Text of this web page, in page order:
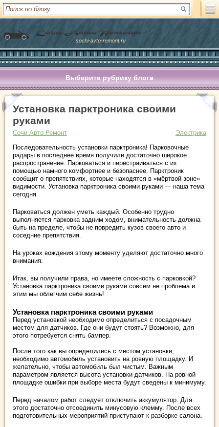
sochi-avto-remont.ru
Выберите рубрику блога
Установка парктроника своими
руками
Сочи Авто Ремонт
Электрика
Последовательность установки парктроника! Парковочные
радары в последнее время получили достаточно широкое
распространение. Парковаться и перестраиваться с их
помощью намного комфортнее и безопаснее. Парктроник
сообщит о препятствиях, которые находятся в «мёртвой зоне»
видимости. Установка парктроника своими руками — наша тема
сегодня.
Парковаться должен уметь каждый. Особенно трудно
выполняется парковка задним ходом, внимательность должна
быть на пределе, чтобы не повредить кузов своего авто и
соседние препятствия.
На уроках вождения этому моменту уделяют достаточно много
внимания.
Итак, вы получили права, но имеете сложность с парковкой?
Установка парктроника своими руками совсем не проблема и
этим мы облегчим себе жизнь!
Установка парктроника своими руками
Перед установкой необходимо определиться с посадочным
местом для датчиков. Где они будут стоять? Возможно, для
этого потребуется снять бампер.
После того как вы определились с местом установки,
необходимо автомобиль установить на ровную площадку. И
желательно, чтобы автомобиль был чистым. Важным
параметром является высота установки датчиков. На ровной
площадке ошибки при выборе места будут сведены к минимуму.
Перед началом работ следует отключить аккумулятор. Для
этого достаточно отсоединить минусовую клемму. После всех
подготовительных мероприятий приступают к разборке салона.